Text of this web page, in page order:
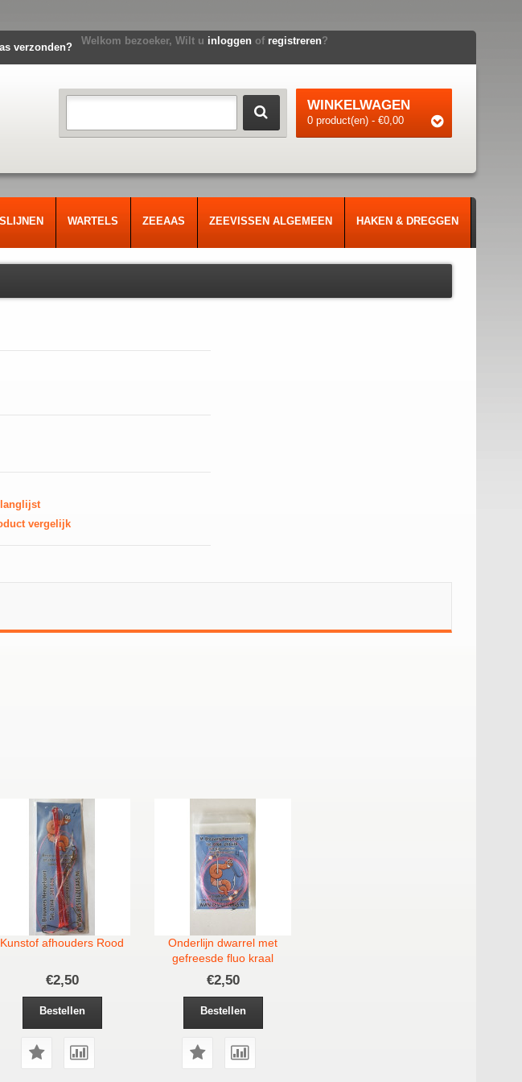
verzonden?
Welkom bezoeker, Wilt u inloggen of registreren?
WINKELWAGEN
0 product(en) - €0,00
WARTELS ZEEAAS ZEEVISSEN ALGEMEEN HAKEN & DREGGEN
vergelijk
Kunstof afhouders Rood
€2,50
Bestellen
Onderlijn dwarrel met
gefreesde fluo kraal
€2,50
Bestellen